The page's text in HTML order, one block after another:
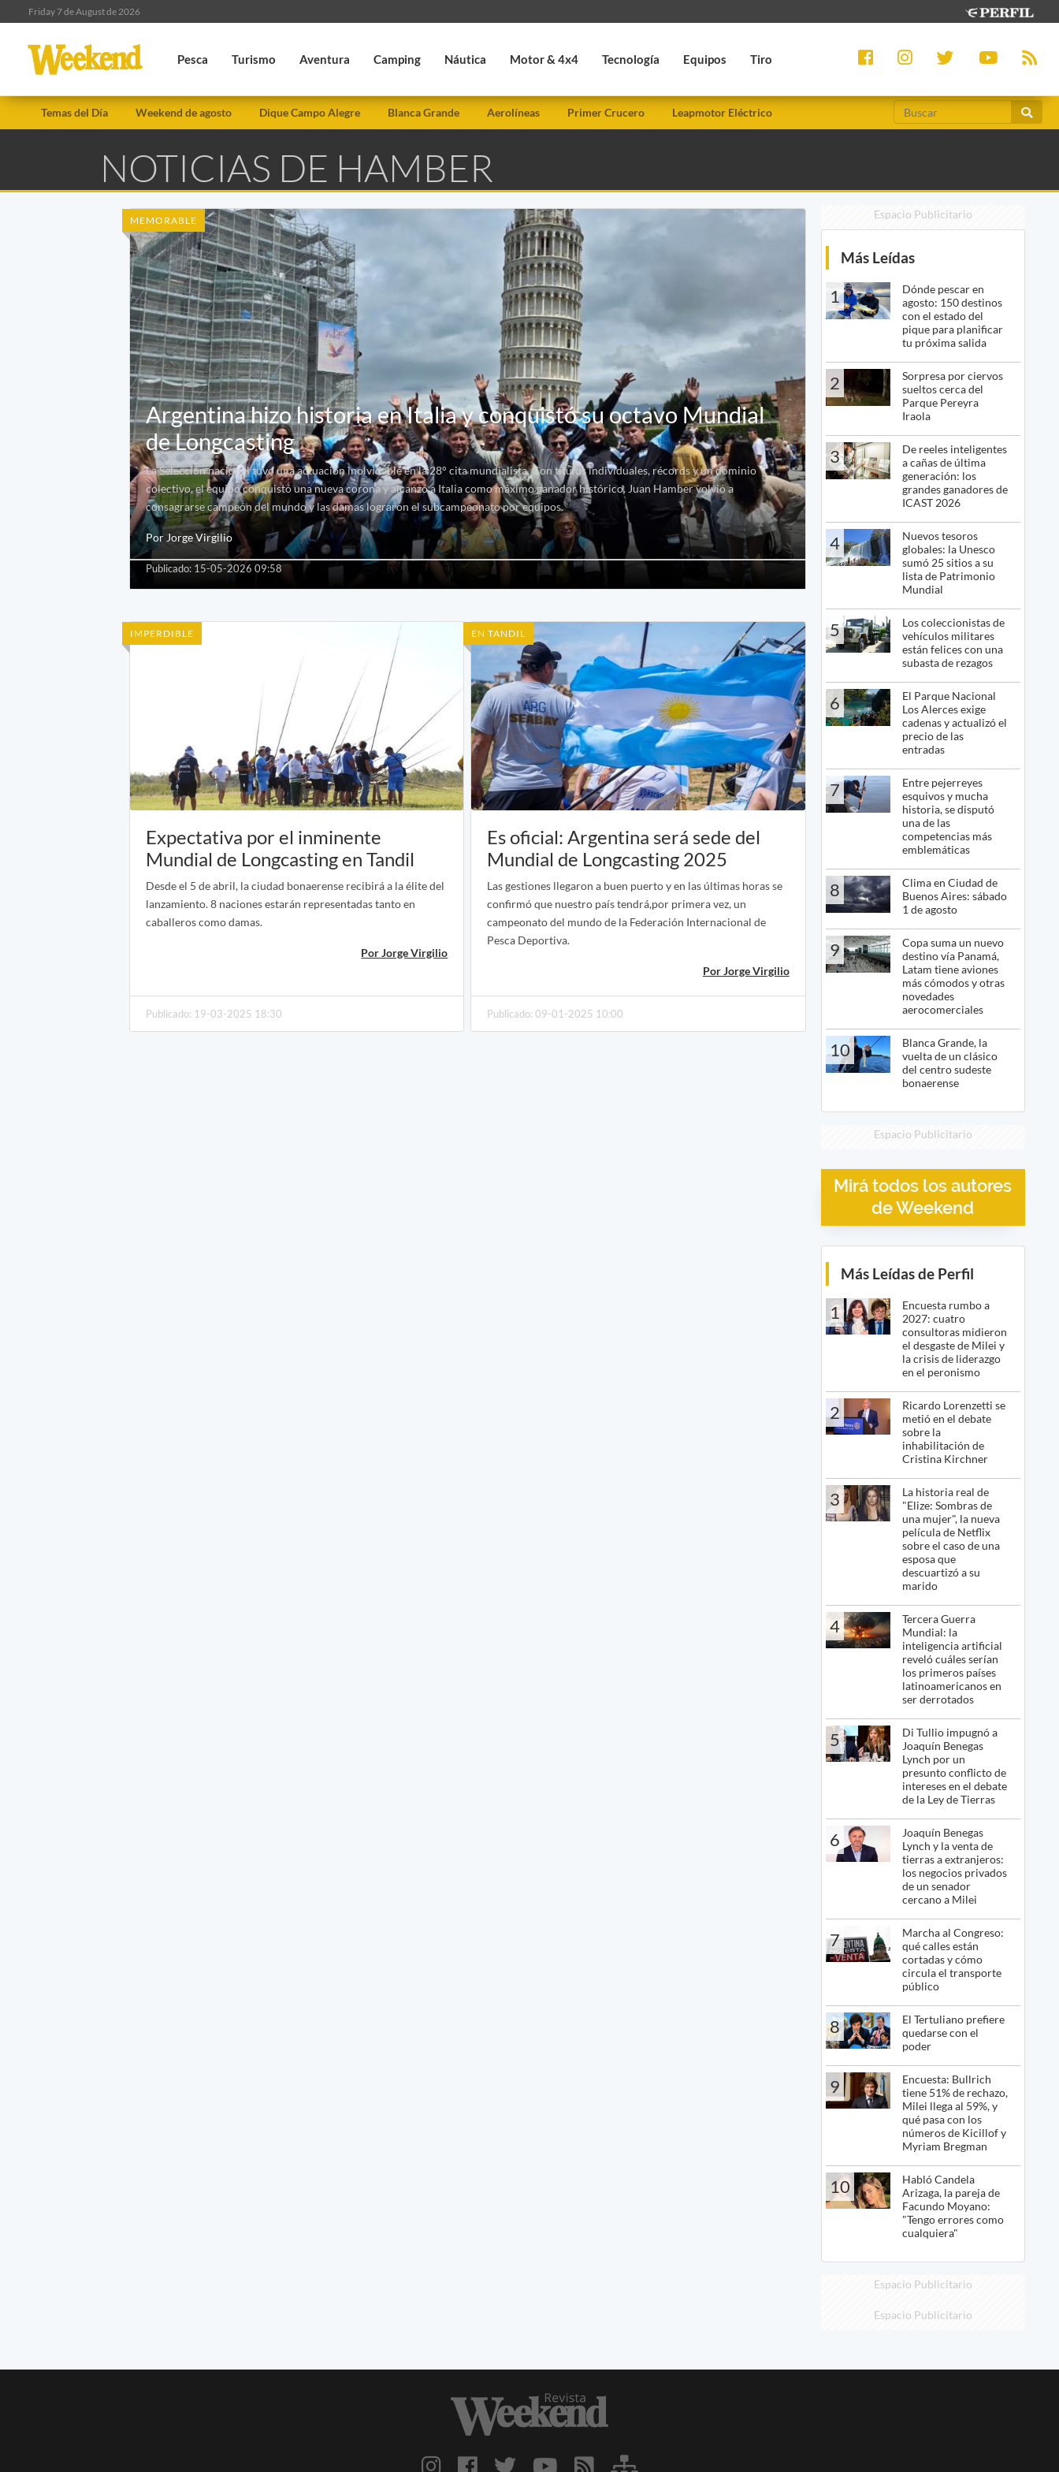
Friday 7 de August de 2026
Pesca Turismo Aventura Camping Náutica Motor & 4x4 Tecnología Equipos Tiro
Temas del Día Weekend de agosto Dique Campo Alegre Blanca Grande Aerolíneas Primer Crucero Leapmotor Eléctrico
NOTICIAS DE HAMBER
MEMORABLE
Argentina hizo historia en Italia y conquistó su octavo Mundial
de Longcasting
La Selección nacional tuvo una actuación inolvidable en la 28° cita mundialista. Con títulos individuales, récords y un dominio
colectivo, el equipo conquistó una nueva corona y alcanzó a Italia como máximo ganador histórico. Juan Hamber volvió a
consagrarse campeón del mundo y las damas lograron el subcampeonato por equipos.
Por Jorge Virgilio
Publicado: 15-05-2026 09:58
IMPERDIBLE
Expectativa por el inminente
Mundial de Longcasting en Tandil
Desde el 5 de abril, la ciudad bonaerense recibirá a la élite del
lanzamiento. 8 naciones estarán representadas tanto en
caballeros como damas.
Por Jorge Virgilio
Publicado: 19-03-2025 18:30
EN TANDIL
Es oficial: Argentina será sede del
Mundial de Longcasting 2025
Las gestiones llegaron a buen puerto y en las últimas horas se
confirmó que nuestro país tendrá,por primera vez, un
campeonato del mundo de la Federación Internacional de
Pesca Deportiva.
Por Jorge Virgilio
Publicado: 09-01-2025 10:00
Espacio Publicitario
Más Leídas
1
Dónde pescar en
agosto: 150 destinos
con el estado del
pique para planificar
tu próxima salida
2
Sorpresa por ciervos
sueltos cerca del
Parque Pereyra
Iraola
3
De reeles inteligentes
a cañas de última
generación: los
grandes ganadores de
ICAST 2026
4
Nuevos tesoros
globales: la Unesco
sumó 25 sitios a su
lista de Patrimonio
Mundial
5
Los coleccionistas de
vehículos militares
están felices con una
subasta de rezagos
6
El Parque Nacional
Los Alerces exige
cadenas y actualizó el
precio de las
entradas
7
Entre pejerreyes
esquivos y mucha
historia, se disputó
una de las
competencias más
emblemáticas
8
Clima en Ciudad de
Buenos Aires: sábado
1 de agosto
9
Copa suma un nuevo
destino vía Panamá,
Latam tiene aviones
más cómodos y otras
novedades
aerocomerciales
10
Blanca Grande, la
vuelta de un clásico
del centro sudeste
bonaerense
Espacio Publicitario
Mirá todos los autores
de Weekend
Más Leídas de Perfil
1
Encuesta rumbo a
2027: cuatro
consultoras midieron
el desgaste de Milei y
la crisis de liderazgo
en el peronismo
2
Ricardo Lorenzetti se
metió en el debate
sobre la
inhabilitación de
Cristina Kirchner
3
La historia real de
"Elize: Sombras de
una mujer", la nueva
película de Netflix
sobre el caso de una
esposa que
descuartizó a su
marido
4
Tercera Guerra
Mundial: la
inteligencia artificial
reveló cuáles serían
los primeros países
latinoamericanos en
ser derrotados
5
Di Tullio impugnó a
Joaquín Benegas
Lynch por un
presunto conflicto de
intereses en el debate
de la Ley de Tierras
6
Joaquín Benegas
Lynch y la venta de
tierras a extranjeros:
los negocios privados
de un senador
cercano a Milei
7
Marcha al Congreso:
qué calles están
cortadas y cómo
circula el transporte
público
8
El Tertuliano prefiere
quedarse con el
poder
9
Encuesta: Bullrich
tiene 51% de rechazo,
Milei llega al 59%, y
qué pasa con los
números de Kicillof y
Myriam Bregman
10
Habló Candela
Arizaga, la pareja de
Facundo Moyano:
"Tengo errores como
cualquiera"
Espacio Publicitario
Espacio Publicitario